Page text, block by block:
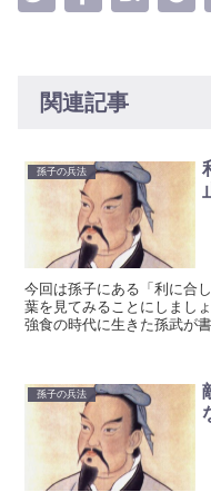
関連記事
孫子の兵法
今回は孫子にある「利に合
葉を見てみることにしまし
強食の時代に生きた孫武が
孫子の兵法